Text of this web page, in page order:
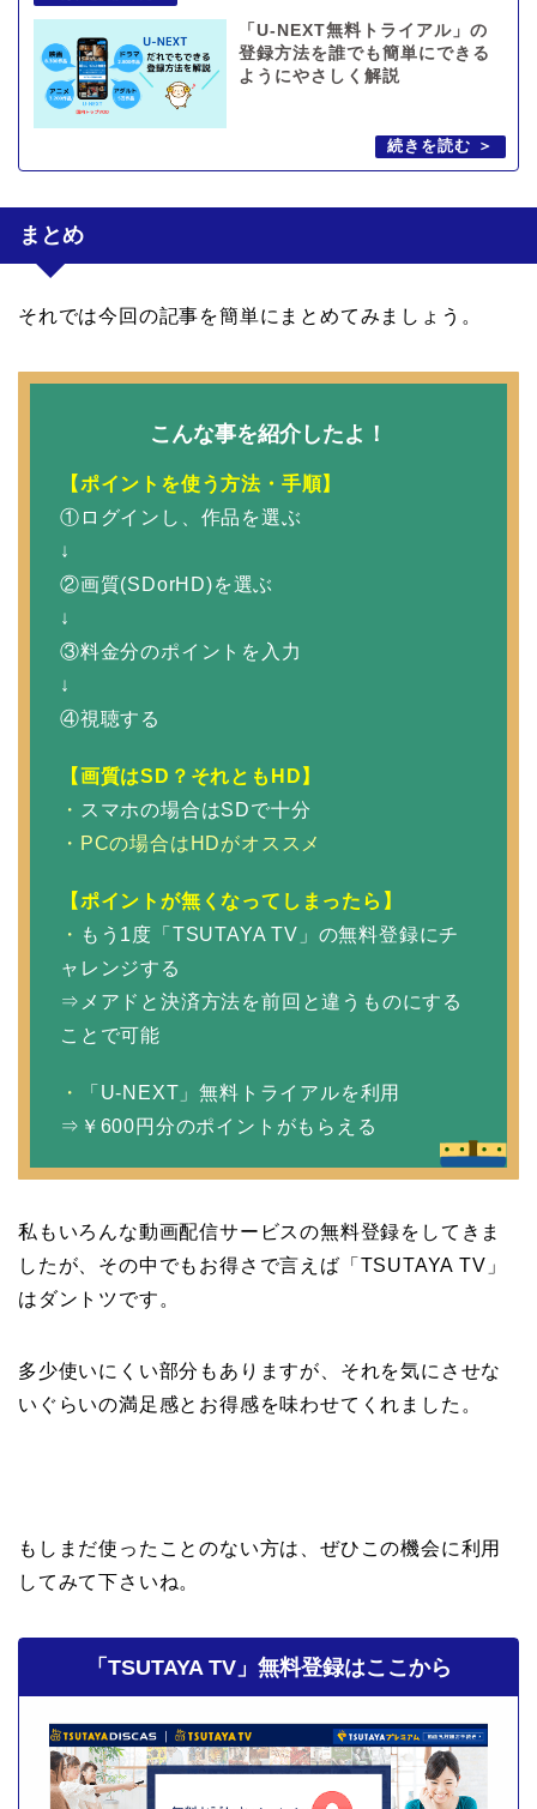
「U-NEXT無料トライアル」の
登録方法を誰でも簡単にできる
ようにやさしく解説
まとめ
それでは今回の記事を簡単にまとめてみましょう。
こんな事を紹介したよ！
【ポイントを使う方法・手順】
①ログインし、作品を選ぶ
↓
②画質(SDorHD)を選ぶ
↓
③料金分のポイントを入力
↓
④視聴する
【画質はSD？それともHD】
・ スマホの場合はSDで十分
・PCの場合はHDがオススメ
【ポイントが無くなってしまったら】
・ もう1度「TSUTAYA TV」の無料登録にチ
ャレンジする
⇒メアドと決済方法を前回と違うものにする
ことで可能
・
「U-NEXT」無料トライアルを利用
⇒￥600円分のポイントがもらえる
私もいろんな動画配信サービスの無料登録をしてきま
したが、その中でもお得さで言えば「TSUTAYA TV」
はダントツです。
多少使いにくい部分もありますが、それを気にさせな
いぐらいの満足感とお得感を味わせてくれました。
もしまだ使ったことのない方は、ぜひこの機会に利用
してみて下さいね。
「TSUTAYA TV」無料登録はここから